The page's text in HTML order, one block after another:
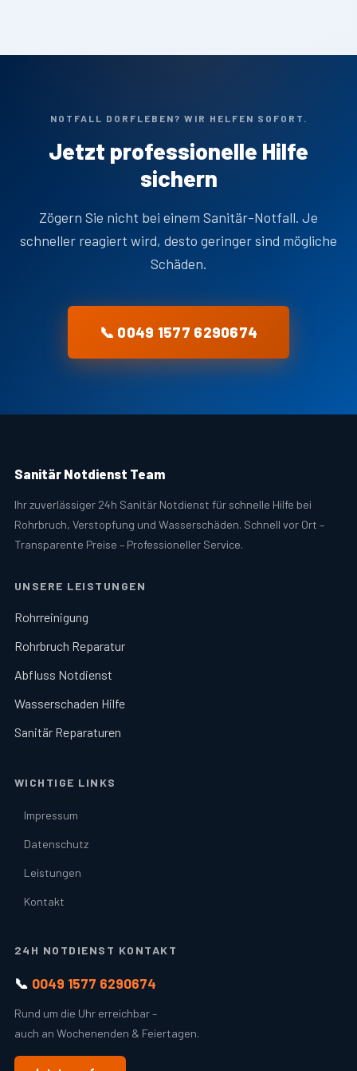
NOTFALL DORFLEBEN? WIR HELFEN SOFORT.
Jetzt professionelle Hilfe
sichern
Zögern Sie nicht bei einem Sanitär-Notfall. Je
schneller reagiert wird, desto geringer sind mögliche
Schäden.
📞 0049 1577 6290674
Sanitär Notdienst Team
Ihr zuverlässiger 24h Sanitär Notdienst für schnelle Hilfe bei
Rohrbruch, Verstopfung und Wasserschäden. Schnell vor Ort –
Transparente Preise – Professioneller Service.
UNSERE LEISTUNGEN
Rohrreinigung
Rohrbruch Reparatur
Abfluss Notdienst
Wasserschaden Hilfe
Sanitär Reparaturen
WICHTIGE LINKS
Impressum
Datenschutz
Leistungen
Kontakt
24H NOTDIENST KONTAKT
📞 0049 1577 6290674
Rund um die Uhr erreichbar –
auch an Wochenenden & Feiertagen.